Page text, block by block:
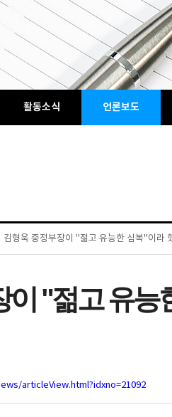
활동소식 언론보도
김형욱 중정부장이 "젊고 유능한 심복"이라
이 "젊고 유능
articleView.html?idxno=21092